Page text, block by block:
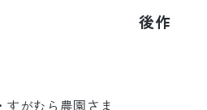
後作
がむら農園さま